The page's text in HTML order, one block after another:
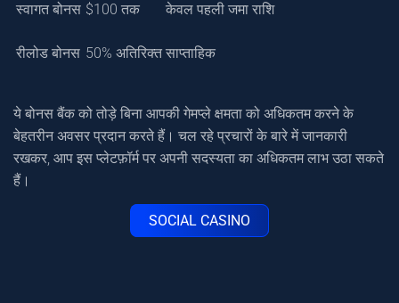
स्वागत बोनस $100 तक केवल पहली जमा राशि
रीलोड बोनस 50% अतिरिक्त साप्ताहिक
ये बोनस बैंक को तोड़े बिना आपकी गेमप्ले क्षमता को अधिकतम करने के
बेहतरीन अवसर प्रदान करते हैं। चल रहे प्रचारों के बारे में जानकारी
रखकर, आप इस प्लेटफ़ॉर्म पर अपनी सदस्यता का अधिकतम लाभ उठा सकते
हैं।
SOCIAL CASINO